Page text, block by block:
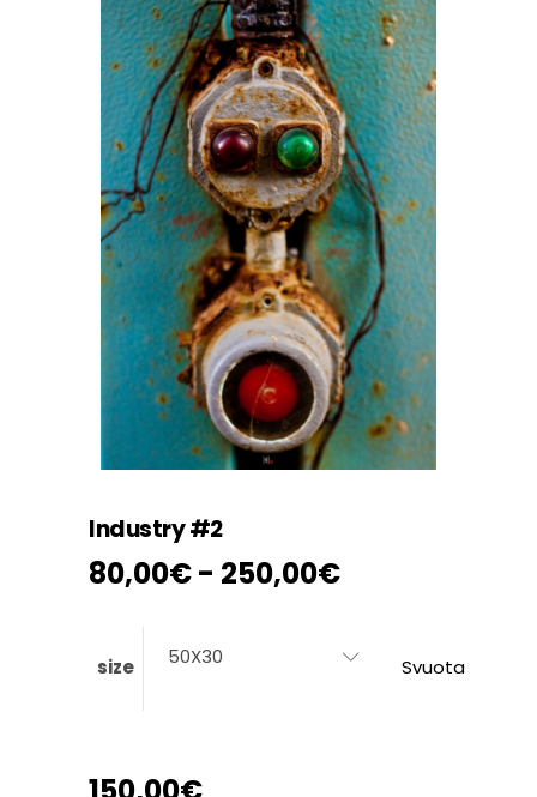
Industry #2
80,00€- 250,00€Fascia
da
size 50X30 Svuota